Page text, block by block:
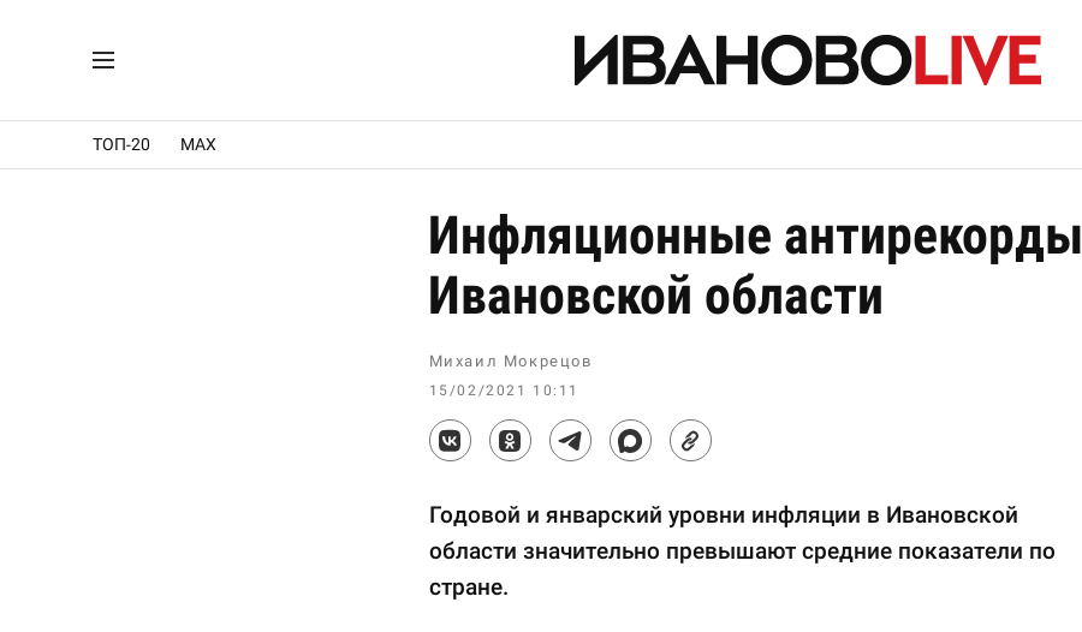
ТОП-20 MAX
Инфляционные антирекорды
Ивановской области
Михаил Мокрецов
15/02/2021 10:11
Годовой и январский уровни инфляции в Ивановской
области значительно превышают средние показатели по
стране.